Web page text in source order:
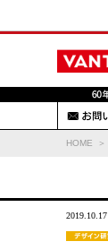
HOME
2019.10.17